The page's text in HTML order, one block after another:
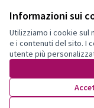
Informazioni sui
Utilizziamo i cookie
e i contenuti del sito. I
utente più
Terms of Service
Impostazioni dei cookie